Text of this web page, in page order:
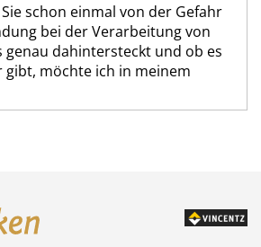
schon einmal von der Gefahr
bei der Verarbeitung von
genau dahintersteckt und ob es
gibt, möchte ich in meinem